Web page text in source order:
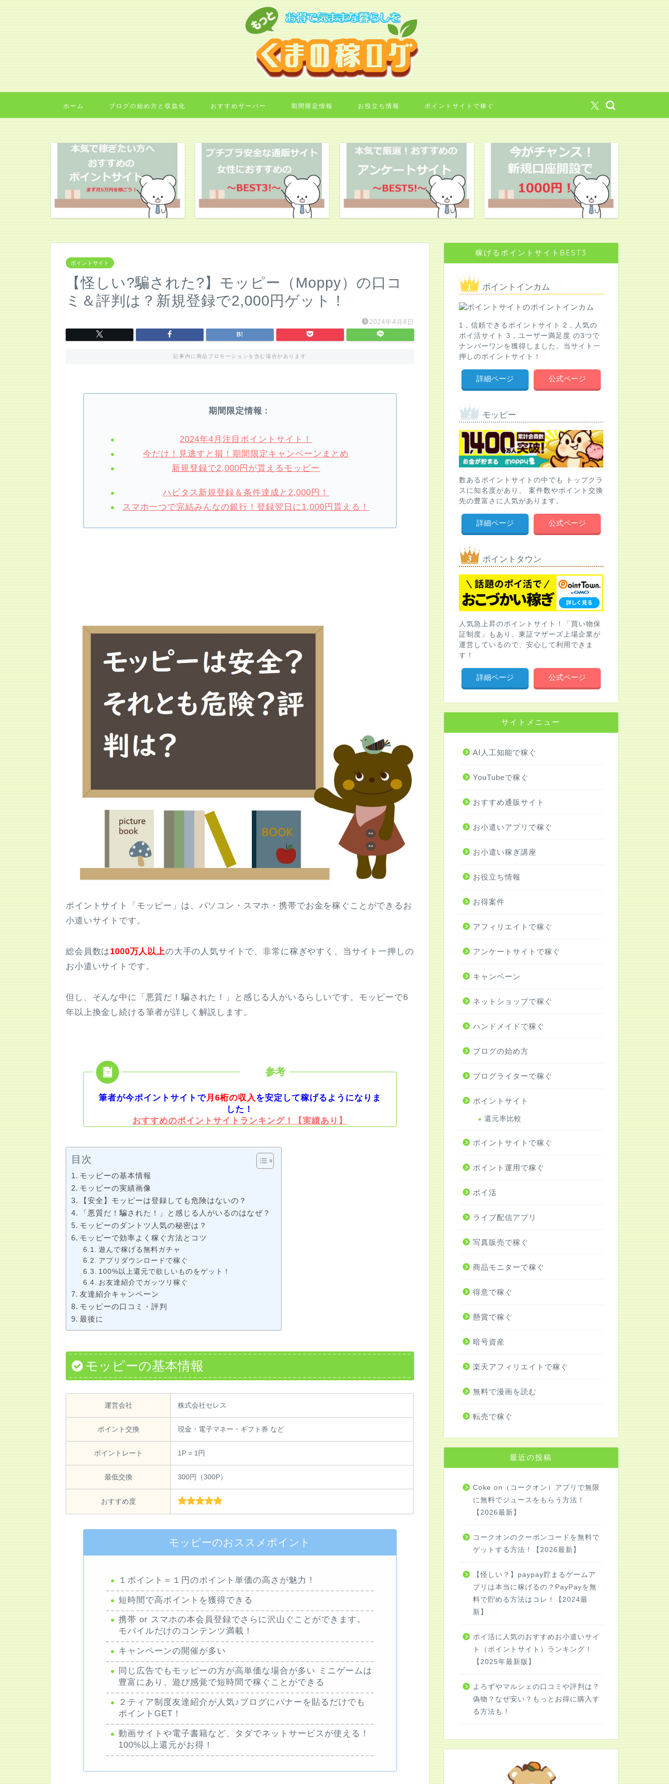
ホーム ブログの始め方と収益化 おすすめサーバー 期間限定情報 お役立ち情報 ポイントサイトで稼ぐ
ポイントサイト
【怪しい?騙された?】モッピー（Moppy）の口コ
ミ＆評判は？新規登録で2,000円ゲット！
2024年4月8日
記事内に商品プロモーションを含む場合があります
期間限定情報：
2024年4月注目ポイントサイト！
今だけ！見逃すと損！期間限定キャンペーンまとめ
新規登録で2,000円が貰えるモッピー
ハピタス新規登録＆条件達成と2,000円！
スマホ一つで完結みんなの銀行！登録翌日に1,000円貰える！
ポイントサイト「モッピー」は、パソコン・スマホ・携帯でお金を稼ぐことができるお
小遣いサイトです。
総会員数は1000万人以上の大手の人気サイトで、非常に稼ぎやすく、当サイト一押しの
お小遣いサイトです。
但し、そんな中に「悪質だ！騙された！」と感じる人がいるらしいです。モッピーで6
年以上換金し続ける筆者が詳しく解説します。
筆者が今ポイントサイトで月6桁の収入を安定して稼げるようになりま
した！
おすすめのポイントサイトランキング！【実績あり】
目次
モッピーの基本情報
モッピーの実績画像
【安全】モッピーは登録しても危険はないの？
「悪質だ！騙された！」と感じる人がいるのはなぜ？
モッピーのダントツ人気の秘密は？
モッピーで効率よく稼ぐ方法とコツ
遊んで稼げる無料ガチャ
アプリダウンロードで稼ぐ
100%以上還元で欲しいものをゲット！
お友達紹介でガッツリ稼ぐ
友達紹介キャンペーン
モッピーの口コミ・評判
最後に
モッピーの基本情報
運営会社 株式会社セレス
ポイント交換 現金・電子マネー・ギフト券 など
ポイントレート 1P = 1円
最低交換 300円（300P）
おすすめ度
モッピーのおススメポイント
１ポイント＝１円のポイント単価の高さが魅力！
短時間で高ポイントを獲得できる
携帯 or スマホの本会員登録でさらに沢山ぐことができます。
モバイルだけのコンテンツ満載！
キャンペーンの開催が多い
同じ広告でもモッピーの方が高単価な場合が多い ミニゲームは
豊富にあり、遊び感覚で短時間で稼ぐことができる
２ティア制度友達紹介が人気♪ブログにバナーを貼るだけでも
ポイントGET！
動画サイトや電子書籍など、タダでネットサービスが使える！
100%以上還元がお得！
稼げるポイントサイトBEST3
ポイントインカム
1，信頼できるポイントサイト 2，人気の
ポイ活サイト 3，ユーザー満足度 の3つで
ナンバーワンを獲得しました。当サイト一
押しのポイントサイト！
詳細ページ 公式ページ
モッピー
数あるポイントサイトの中でも トップクラ
スに知名度があり、 案件数やポイント交換
先の豊富さに人気があります。
詳細ページ 公式ページ
ポイントタウン
人気急上昇のポイントサイト！「買い物保
証制度」もあり、東証マザーズ上場企業が
運営しているので、安心して利用できま
す！
詳細ページ 公式ページ
サイトメニュー
AI人工知能で稼ぐ
YouTubeで稼ぐ
おすすめ通販サイト
お小遣いアプリで稼ぐ
お小遣い稼ぎ講座
お役立ち情報
お得案件
アフィリエイトで稼ぐ
アンケートサイトで稼ぐ
キャンペーン
ネットショップで稼ぐ
ハンドメイドで稼ぐ
ブログの始め方
ブログライターで稼ぐ
ポイントサイト
還元率比較
ポイントサイトで稼ぐ
ポイント運用で稼ぐ
ポイ活
ライブ配信アプリ
写真販売で稼ぐ
商品モニターで稼ぐ
得意で稼ぐ
懸賞で稼ぐ
暗号資産
楽天アフィリエイトで稼ぐ
無料で漫画を読む
転売で稼ぐ
最近の投稿
Coke on（コークオン）アプリで無限
に無料でジュースをもらう方法！
【2026最新】
コークオンのクーポンコードを無料で
ゲットする方法！【2026最新】
【怪しい？】paypay貯まるゲームア
プリは本当に稼げるの？PayPayを無
料で貯める方法はコレ！【2024最
新】
ポイ活に人気のおすすめお小遣いサイ
ト（ポイントサイト）ランキング！
【2025年最新版】
よろずやマルシェの口コミや評判は？
偽物？なぜ安い？もっとお得に購入す
る方法も！